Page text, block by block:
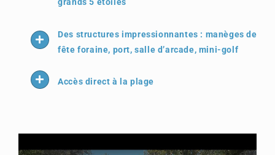
Des structures impressionnantes : manèges de
fête foraine, port, salle d’arcade, mini-golf
Accès direct à la plage